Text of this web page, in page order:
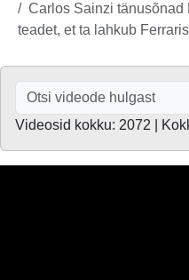
Carlos Sainzi tänusõnad
teadet, et ta lahkub
Videosid kokku: 2072 |